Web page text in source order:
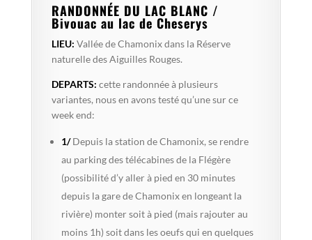
RANDONNÉE DU LAC BLANC /
Bivouac au lac de Cheserys
LIEU: Vallée de Chamonix dans la Réserve
naturelle des Aiguilles Rouges.
DEPARTS: cette randonnée à plusieurs
variantes, nous en avons testé qu’une sur ce
week end:
1/Depuis la station de Chamonix, se rendre
au parking des télécabines de la Flégère
(possibilité d’y aller à pied en 30 minutes
depuis la gare de Chamonix en longeant la
rivière) monter soit à pied (mais rajouter au
moins 1h) soit dans les oeufs qui en quelques